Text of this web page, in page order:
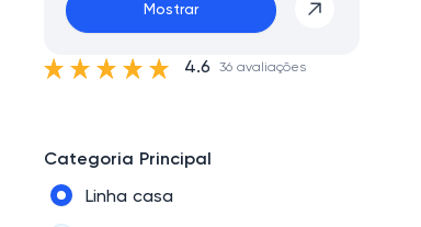
Mostrar
4.6 36 avaliações
Categoria Principal
Linha casa